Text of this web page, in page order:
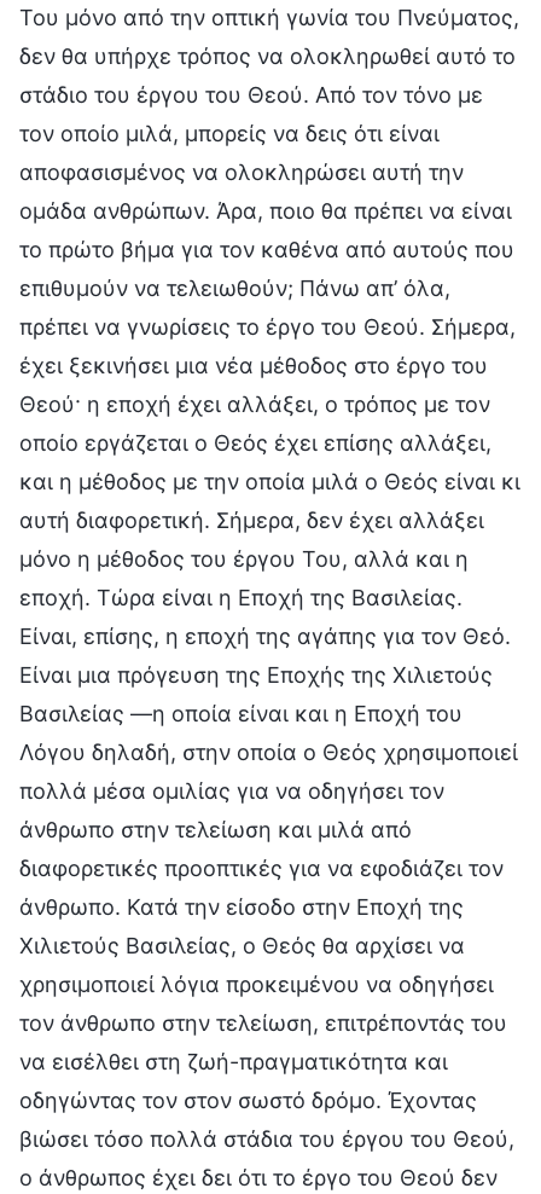
Του μόνο από την οπτική γωνία του Πνεύματος,
δεν θα υπήρχε τρόπος να ολοκληρωθεί αυτό το
στάδιο του έργου του Θεού. Από τον τόνο με
τον οποίο μιλά, μπορείς να δεις ότι είναι
αποφασισμένος να ολοκληρώσει αυτή την
ομάδα ανθρώπων. Άρα, ποιο θα πρέπει να είναι
το πρώτο βήμα για τον καθένα από αυτούς που
επιθυμούν να τελειωθούν; Πάνω απ’ όλα,
πρέπει να γνωρίσεις το έργο του Θεού. Σήμερα,
έχει ξεκινήσει μια νέα μέθοδος στο έργο του
Θεού· η εποχή έχει αλλάξει, ο τρόπος με τον
οποίο εργάζεται ο Θεός έχει επίσης αλλάξει,
και η μέθοδος με την οποία μιλά ο Θεός είναι κι
αυτή διαφορετική. Σήμερα, δεν έχει αλλάξει
μόνο η μέθοδος του έργου Του, αλλά και η
εποχή. Τώρα είναι η Εποχή της Βασιλείας.
Είναι, επίσης, η εποχή της αγάπης για τον Θεό.
Είναι μια πρόγευση της Εποχής της Χιλιετούς
Βασιλείας —η οποία είναι και η Εποχή του
Λόγου δηλαδή, στην οποία ο Θεός χρησιμοποιεί
πολλά μέσα ομιλίας για να οδηγήσει τον
άνθρωπο στην τελείωση και μιλά από
διαφορετικές προοπτικές για να εφοδιάζει τον
άνθρωπο. Κατά την είσοδο στην Εποχή της
Χιλιετούς Βασιλείας, ο Θεός θα αρχίσει να
χρησιμοποιεί λόγια προκειμένου να οδηγήσει
τον άνθρωπο στην τελείωση, επιτρέποντάς του
να εισέλθει στη ζωή-πραγματικότητα και
οδηγώντας τον στον σωστό δρόμο. Έχοντας
βιώσει τόσο πολλά στάδια του έργου του Θεού,
ο άνθρωπος έχει δει ότι το έργο του Θεού δεν